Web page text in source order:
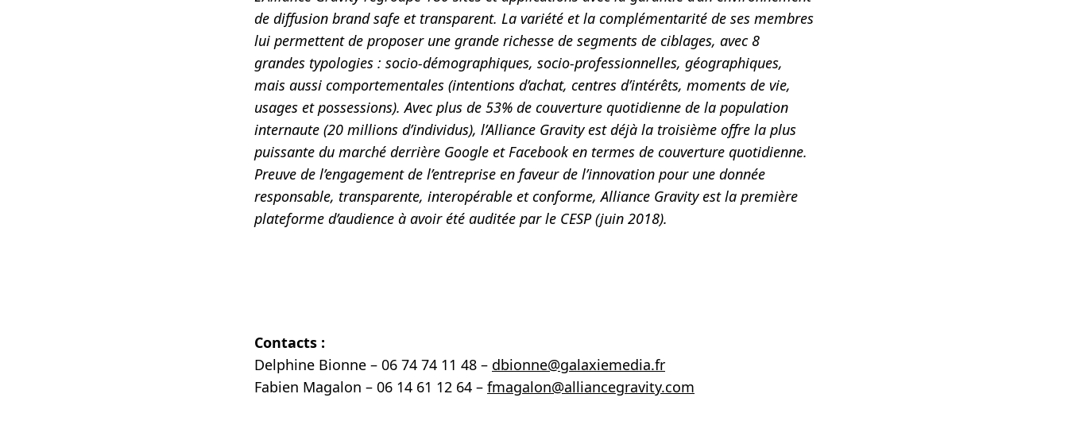
de diffusion brand safe et transparent. La variété et la complémentarité de ses membres
lui permettent de proposer une grande richesse de segments de ciblages, avec 8
grandes typologies : socio-démographiques, socio-professionnelles, géographiques,
mais aussi comportementales (intentions d’achat, centres d’intérêts, moments de vie,
usages et possessions). Avec plus de 53% de couverture quotidienne de la population
internaute (20 millions d’individus), l’Alliance Gravity est déjà la troisième offre la plus
puissante du marché derrière Google et Facebook en termes de couverture quotidienne.
Preuve de l’engagement de l’entreprise en faveur de l’innovation pour une donnée
responsable, transparente, interopérable et conforme, Alliance Gravity est la première
plateforme d’audience à avoir été auditée par le CESP (juin 2018).
Contacts :
Delphine Bionne – 06 74 74 11 48 – dbionne@galaxiemedia.fr
Fabien Magalon – 06 14 61 12 64 – fmagalon@alliancegravity.com